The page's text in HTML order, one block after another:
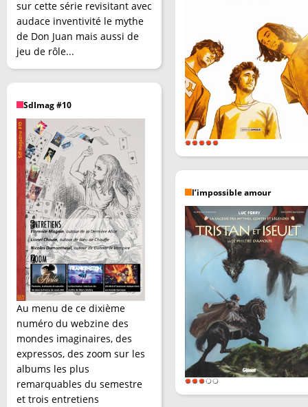
sur cette série revisitant avec
audace inventivité le mythe
de Don Juan mais aussi de
jeu de rôle...
SdImag #10
Au menu de ce dixième
numéro du webzine des
mondes imaginaires, des
expressos, des zoom sur les
albums les plus
remarquables du semestre
et trois entretiens
l’impossible amour